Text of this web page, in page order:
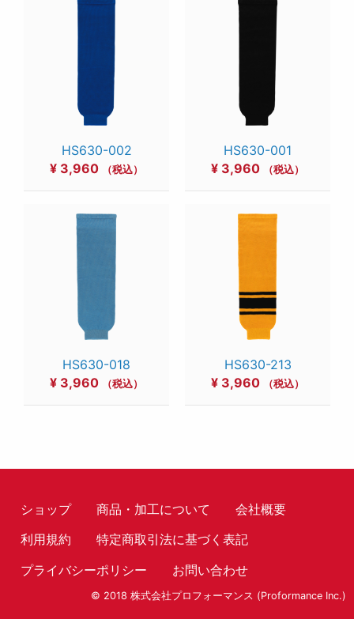
HS630-002
¥ 3,960 （税込）
HS630-001
¥ 3,960 （税込）
HS630-018
¥ 3,960 （税込）
HS630-213
¥ 3,960 （税込）
ショップ 商品・加工について
会社概要
利用規約
特定商取引法に基づく表記
プライバシーポリシー
お問い合わせ
© 2018 株式会社プロフォーマンス (Proformance Inc.)